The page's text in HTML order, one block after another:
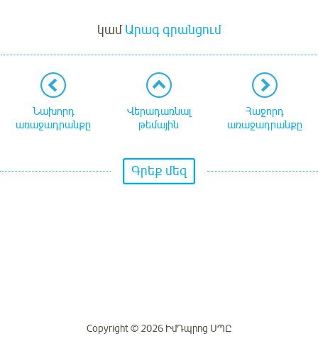
կամԱրագ գրանցում
Նախորդ
առաջադրանքը
Վերադառնալ
թեմային
Հաջորդ
առաջադրանքը
Գրեք մեզ
Copyright © 2026 ԻմԴպրոց ՍՊԸ